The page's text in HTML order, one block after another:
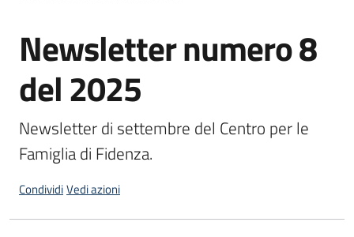
Servizi
Centri
per
le
famiglie
Informazioni
Salta al contenuto
Newsletter numero 8
del 2025
Newsletter di settembre del Centro per le
Famiglia di Fidenza.
CondividiVedi azioni